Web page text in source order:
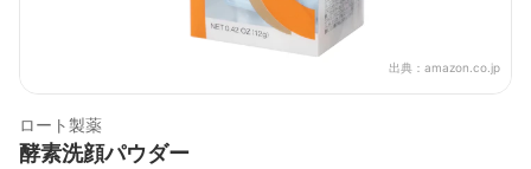
出典： amazon.co.jp
ロート製薬
酵素洗顔パウダー